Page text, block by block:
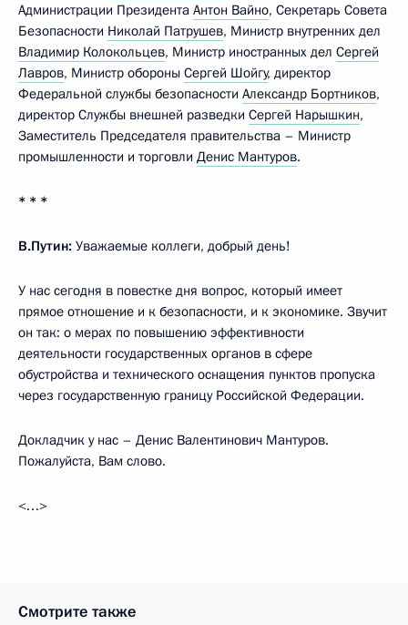
Администрации Президента Антон Вайно, Секретарь Совета
Безопасности Николай Патрушев, Министр внутренних дел
Владимир Колокольцев, Министр иностранных дел Сергей
Лавров, Министр обороны Сергей Шойгу, директор
Федеральной службы безопасности Александр Бортников,
директор Службы внешней разведки Сергей Нарышкин,
Заместитель Председателя правительства – Министр
промышленности и торговли Денис Мантуров.
* * *
В.Путин: Уважаемые коллеги, добрый день!
У нас сегодня в повестке дня вопрос, который имеет
прямое отношение и к безопасности, и к экономике. Звучит
он так: о мерах по повышению эффективности
деятельности государственных органов в сфере
обустройства и технического оснащения пунктов пропуска
через государственную границу Российской Федерации.
Докладчик у нас – Денис Валентинович Мантуров.
Пожалуйста, Вам слово.
<…>
Смотрите также